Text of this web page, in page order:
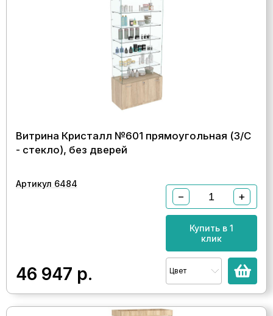
Витрина Кристалл №601 прямоугольная (З/C
- стекло), без дверей
Артикул 6484
46 947 р.
− +
Купить в 1
клик
Цвет